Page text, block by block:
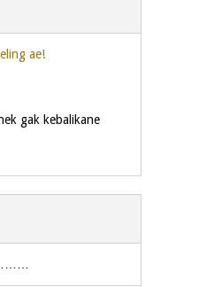
ae!
gak kebalikane